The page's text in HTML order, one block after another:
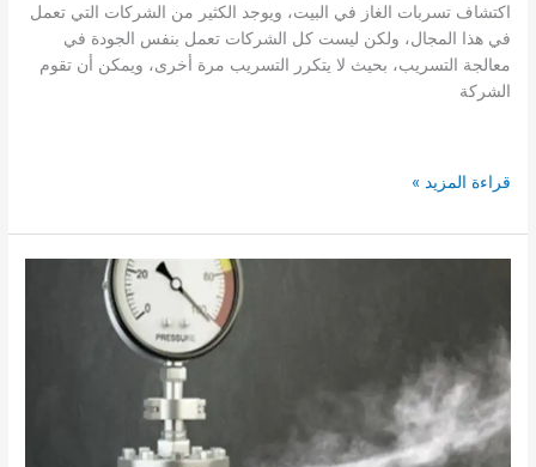
اكتشاف تسربات الغاز في البيت، ويوجد الكثير من الشركات التي تعمل
في هذا المجال، ولكن ليست كل الشركات تعمل بنفس الجودة في
معالجة التسريب، بحيث لا يتكرر التسريب مرة أخرى، ويمكن أن تقوم
الشركة
شركة
تسربات
الغاز
الكترونيا
قراءة المزيد »